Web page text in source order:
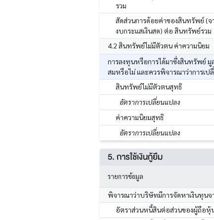
รวม
สัดส่วนการด้อยค่าของสินทรัพย์ (จ
งบกระแสเงินสด) ต่อ สินทรัพย์รวม
4.2 สินทรัพย์ไม่มีตัวตน ค่าความนิยม
การลงทุนหรือการได้มาซึ่งสินทรัพย์
สมหรือไม่ และควรพิจารณาว่าการเ
สินทรัพย์ไม่มีตัวตนสุทธิ
อัตราการเปลี่ยนแปลง
ค่าความนิยมสุทธิ
อัตราการเปลี่ยนแปลง
5. การใช้เงินกู้ยืม
รายการข้อมูล
พิจารณาว่าบริษัทมีการจัดหาเงินทุนจ
อัตราส่วนหนี้สินต่อส่วนของผู้ถือหุ้